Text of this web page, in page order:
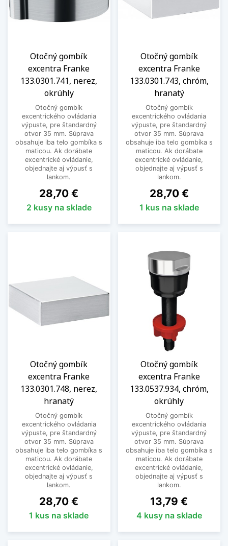
Otočný gombík
excentra Franke
133.0301.741, nerez,
okrúhly
Otočný gombík
excentrického ovládania
výpuste, pre štandardný
otvor 35 mm. Súprava
obsahuje iba telo gombíka s
maticou. Ak dorábate
excentrické ovládanie,
objednajte aj výpusť s
lankom.
Cena
28,70 €
2 kusy na sklade
Otočný gombík
excentra Franke
133.0301.743, chróm,
hranatý
Otočný gombík
excentrického ovládania
výpuste, pre štandardný
otvor 35 mm. Súprava
obsahuje iba telo gombíka s
maticou. Ak dorábate
excentrické ovládanie,
objednajte aj výpusť s
lankom.
Cena
28,70 €
1 kus na sklade
Otočný gombík
excentra Franke
133.0301.748, nerez,
hranatý
Otočný gombík
excentrického ovládania
výpuste, pre štandardný
otvor 35 mm. Súprava
obsahuje iba telo gombíka s
maticou. Ak dorábate
excentrické ovládanie,
objednajte aj výpusť s
lankom.
Cena
28,70 €
1 kus na sklade
Otočný gombík
excentra Franke
133.0537.934, chróm,
okrúhly
Otočný gombík
excentrického ovládania
výpuste, pre štandardný
otvor 35 mm. Súprava
obsahuje iba telo gombíka s
maticou. Ak dorábate
excentrické ovládanie,
objednajte aj výpusť s
lankom.
Cena
13,79 €
4 kusy na sklade